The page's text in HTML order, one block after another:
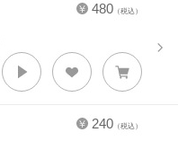
480 （税込）
240 （税込）